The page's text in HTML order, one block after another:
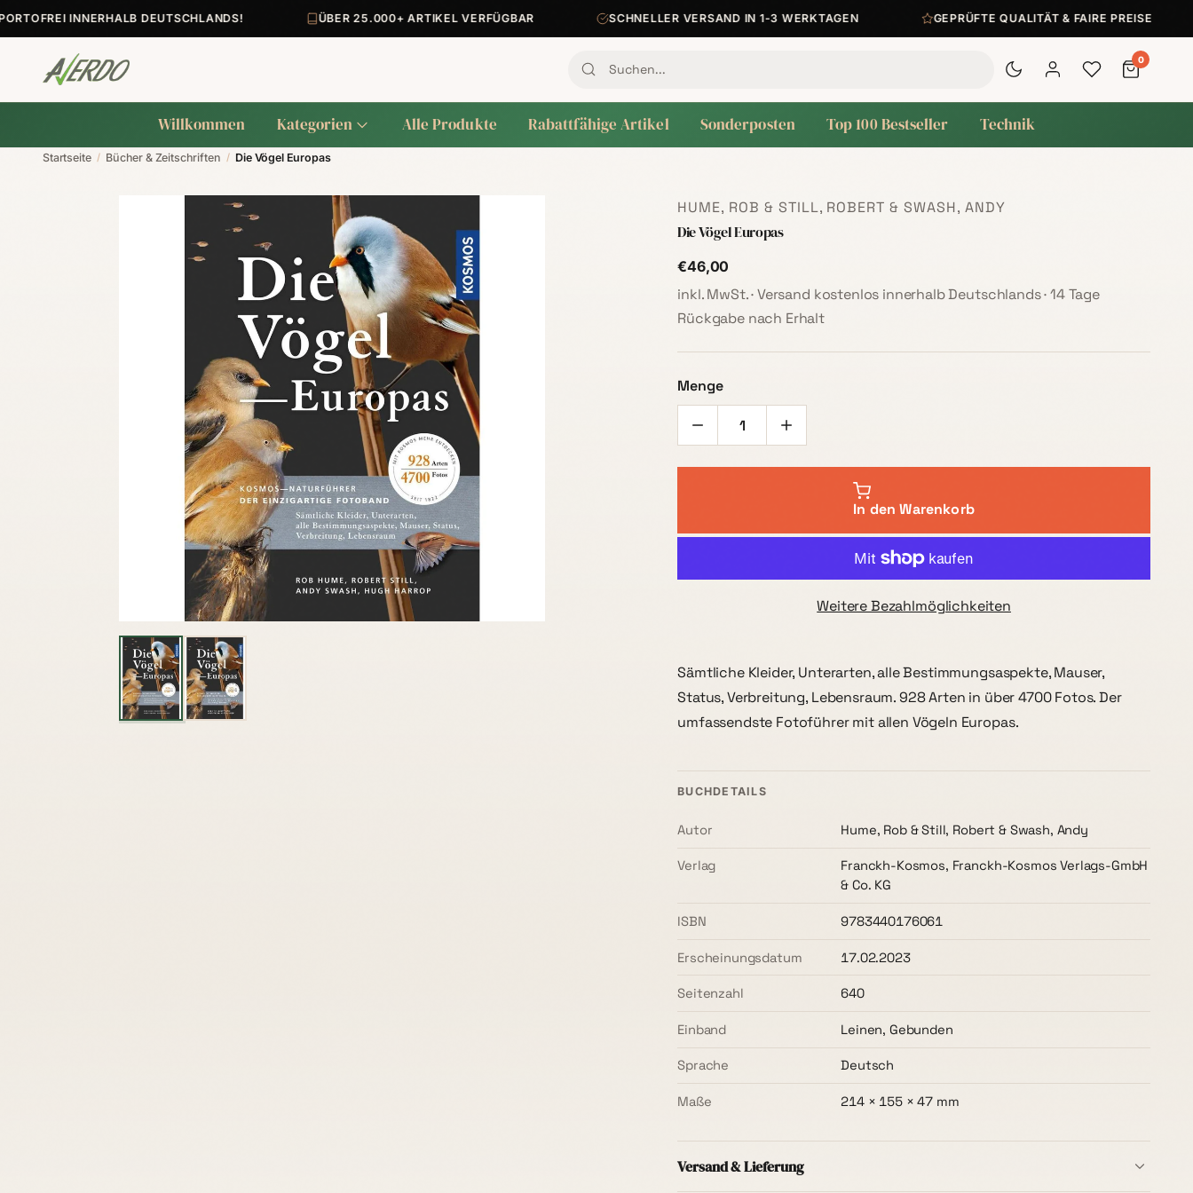
INNERHALB DEUTSCHLANDS! ÜBER 25.000+ ARTIKEL VERFÜGBAR SCHNELLER VERSAND IN 1-3 WERKTAGEN GEPRÜFTE QUALITÄT & FAIRE PREISE
0
Willkommen Kategorien Alle Produkte Rabattfähige Artikel Sonderposten Top 100 Bestseller Technik
Startseite / Bücher & Zeitschriften / Die Vögel Europas
HUME, ROB & STILL, ROBERT & SWASH, ANDY
Die Vögel Europas
€46,00
inkl. MwSt. · Versand kostenlos innerhalb Deutschlands · 14 Tage
Rückgabe nach Erhalt
Menge
In den Warenkorb
Weitere Bezahlmöglichkeiten
Sämtliche Kleider, Unterarten, alle Bestimmungsaspekte, Mauser,
Status, Verbreitung, Lebensraum. 928 Arten in über 4700 Fotos. Der
umfassendste Fotoführer mit allen Vögeln Europas.
BUCHDETAILS
Autor Hume, Rob & Still, Robert & Swash, Andy
Verlag
Franckh-Kosmos, Franckh-Kosmos Verlags-GmbH
& Co. KG
ISBN 9783440176061
Erscheinungsdatum 17.02.2023
Seitenzahl 640
Einband Leinen, Gebunden
Sprache Deutsch
Maße 214 × 155 × 47 mm
Versand & Lieferung